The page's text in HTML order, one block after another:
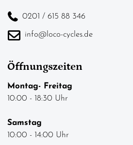
0201 / 615 88 346
info@loco-cycles.de
Öffnungszeiten
Montag- Freitag
10:00 - 18:30 Uhr
Samstag
10:00 - 14:00 Uhr